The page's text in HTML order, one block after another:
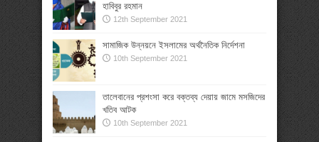
হাবিবুর রহমান
12th September 2021
সামাজিক উন্নয়নে ইসলামের অর্থনৈতিক নির্দেশনা
10th September 2021
তালেবানের প্রশংসা করে বক্তব্য দেয়ায় জামে মসজিদের
খতিব আটক
10th September 2021